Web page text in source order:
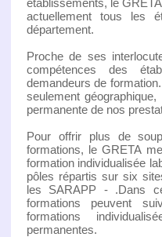
actuellement tous les
département.
Proche de ses
compétences des
demandeurs de
seulement
permanente de nos
Pour offrir plus de
formations, le GRETA
formation individualisée
pôles répartis sur six
les SARAPP - .Dans
formations peuvent
formations
permanentes.